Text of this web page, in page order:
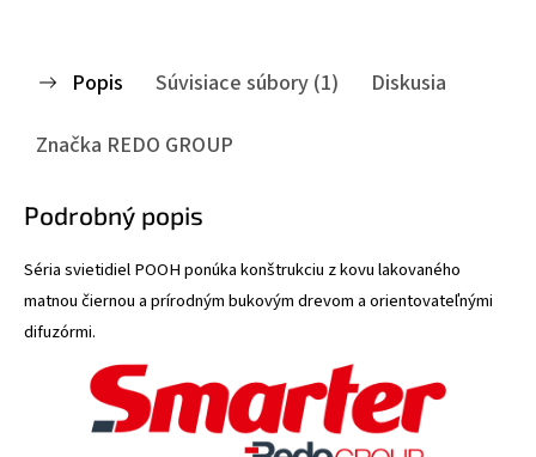
Popis Súvisiace súbory (1)
Diskusia
Značka REDO GROUP
Podrobný popis
Séria svietidiel POOH ponúka konštrukciu z kovu lakovaného
matnou čiernou a prírodným bukovým drevom a orientovateľnými
difuzórmi.